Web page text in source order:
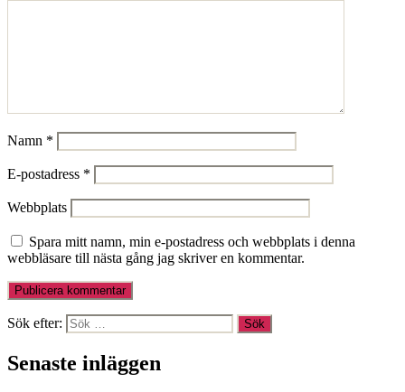
Namn *
E-postadress *
Webbplats
Spara mitt namn, min e-postadress och webbplats i denna
webbläsare till nästa gång jag skriver en kommentar.
Sök efter:
Senaste inläggen